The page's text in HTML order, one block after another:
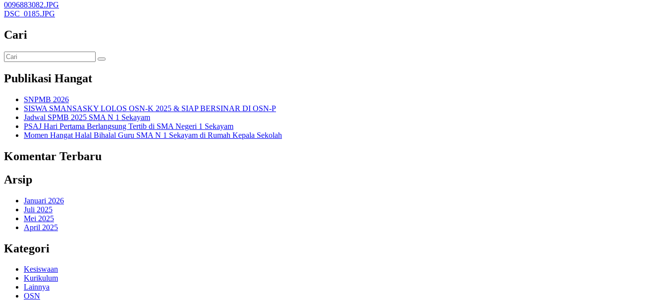
0096883082.JPG
DSC_0185.JPG
Cari
Publikasi Hangat
SNPMB 2026
SISWA SMANSASKY LOLOS OSN-K 2025 & SIAP BERSINAR DI OSN-P
Jadwal SPMB 2025 SMA N 1 Sekayam
PSAJ Hari Pertama Berlangsung Tertib di SMA Negeri 1 Sekayam
Momen Hangat Halal Bihalal Guru SMA N 1 Sekayam di Rumah Kepala Sekolah
Komentar Terbaru
Arsip
Januari 2026
Juli 2025
Mei 2025
April 2025
Kategori
Kesiswaan
Kurikulum
Lainnya
OSN